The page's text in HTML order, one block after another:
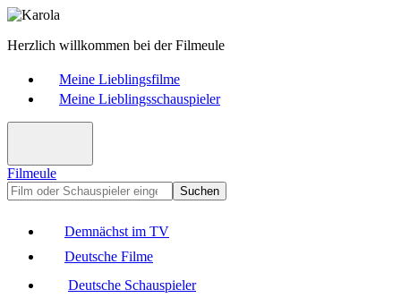
Herzlich willkommen bei der Filmeule
Meine Lieblingsfilme
Meine Lieblingsschauspieler
Filmeule
Suchen
Demnächst im TV
Deutsche Filme
Deutsche Schauspieler